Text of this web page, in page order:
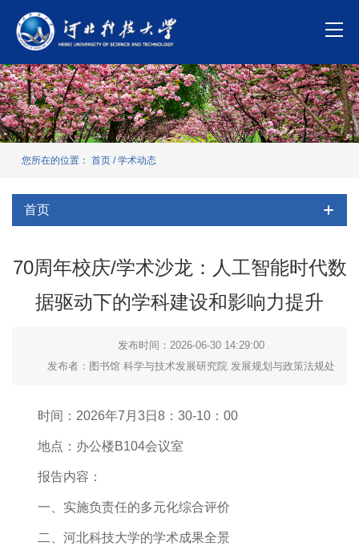
您所在的位置： 首页 /学术动态
首页
70周年校庆/学术沙龙：人工智能时代数
据驱动下的学科建设和影响力提升
发布时间：2026-06-30 14:29:00
发布者：图书馆 科学与技术发展研究院 发展规划与政策法规处
时间：2026年7月3日8：30-10：00
地点：办公楼B104会议室
报告内容：
一、实施负责任的多元化综合评价
二、河北科技大学的学术成果全景